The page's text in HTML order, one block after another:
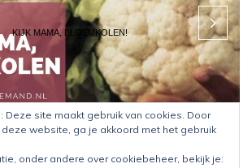
KIJK MAMA, BLOEMKOLEN!
Deze site maakt gebruik van cookies. Door
website, ga je akkoord met het gebruik
onder andere over cookiebeheer, bekijk je: